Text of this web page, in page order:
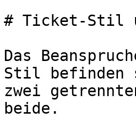
# Ticket-Stil
Das
Stil befinden
zwei
beide.